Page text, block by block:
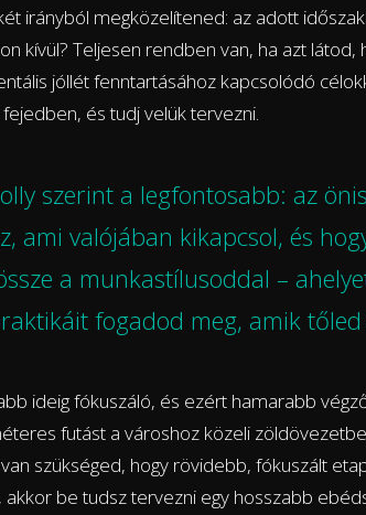
irányból megközelítened: az adott
kívül? Teljesen rendben van, ha azt látod,
jóllét fenntartásához kapcsolódó
és tudj velük tervezni.
szerint a legfontosabb: az
ami valójában kikapcsol, és
a munkastílusoddal –
fogadod meg, amik tőled
ideig fókuszáló, és ezért hamarabb
futást a városhoz közeli
szükséged, hogy rövidebb, fókuszált
akkor be tudsz tervezni egy hosszabb